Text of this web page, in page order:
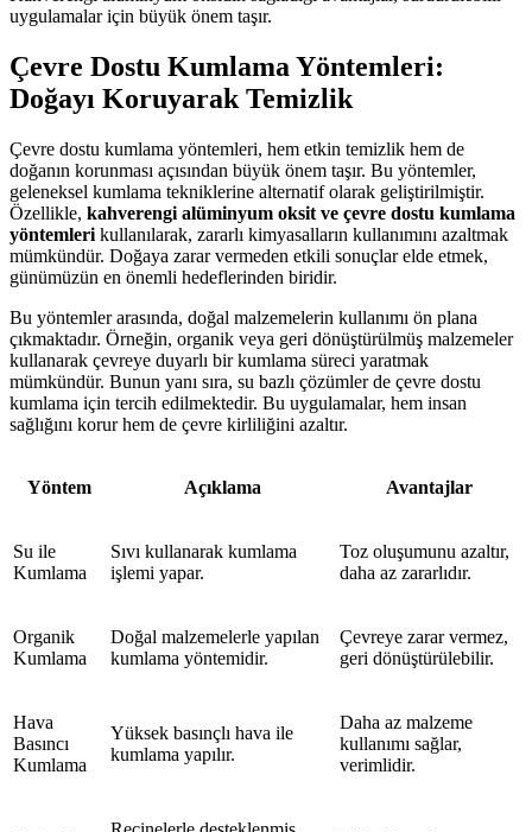
uygulamalar için büyük önem taşır.
Çevre Dostu Kumlama Yöntemleri:
Doğayı Koruyarak Temizlik
Çevre dostu kumlama yöntemleri, hem etkin temizlik hem de
doğanın korunması açısından büyük önem taşır. Bu yöntemler,
geleneksel kumlama tekniklerine alternatif olarak geliştirilmiştir.
Özellikle, kahverengi alüminyum oksit ve çevre dostu kumlama
yöntemleri kullanılarak, zararlı kimyasalların kullanımını azaltmak
mümkündür. Doğaya zarar vermeden etkili sonuçlar elde etmek,
günümüzün en önemli hedeflerinden biridir.
Bu yöntemler arasında, doğal malzemelerin kullanımı ön plana
çıkmaktadır. Örneğin, organik veya geri dönüştürülmüş malzemeler
kullanarak çevreye duyarlı bir kumlama süreci yaratmak
mümkündür. Bunun yanı sıra, su bazlı çözümler de çevre dostu
kumlama için tercih edilmektedir. Bu uygulamalar, hem insan
sağlığını korur hem de çevre kirliliğini azaltır.
Yöntem Açıklama Avantajlar
Su ile
Kumlama
Sıvı kullanarak kumlama
işlemi yapar.
Toz oluşumunu azaltır,
daha az zararlıdır.
Organik
Kumlama
Doğal malzemelerle yapılan
kumlama yöntemidir.
Çevreye zarar vermez,
geri dönüştürülebilir.
Hava
Basıncı
Kumlama
Yüksek basınçlı hava ile
kumlama yapılır.
Daha az malzeme
kullanımı sağlar,
verimlidir.